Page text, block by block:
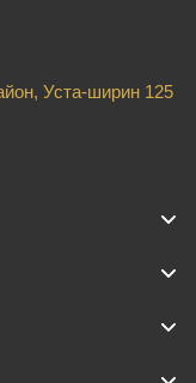
Уста-ширин 125